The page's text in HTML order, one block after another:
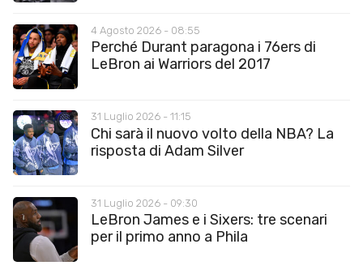
4 Agosto 2026 - 08:55
Perché Durant paragona i 76ers di
LeBron ai Warriors del 2017
31 Luglio 2026 - 11:15
Chi sarà il nuovo volto della NBA? La
risposta di Adam Silver
31 Luglio 2026 - 09:30
LeBron James e i Sixers: tre scenari
per il primo anno a Phila